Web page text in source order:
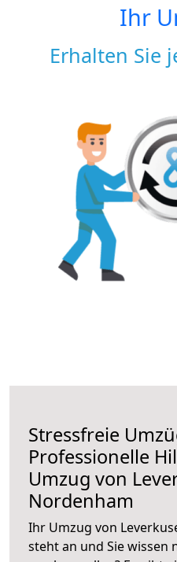
Ihr
Erhalten Sie
Stressfreie
Professionelle
Umzug von
Nordenham
Ihr Umzug von
steht an und Sie wissen